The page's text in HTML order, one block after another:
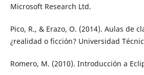
Microsoft Research Ltd.
Pico, R., & Erazo, O. (2014). Aulas de
¿realidad o ficción? Universidad
Romero, M. (2010). Introducción a